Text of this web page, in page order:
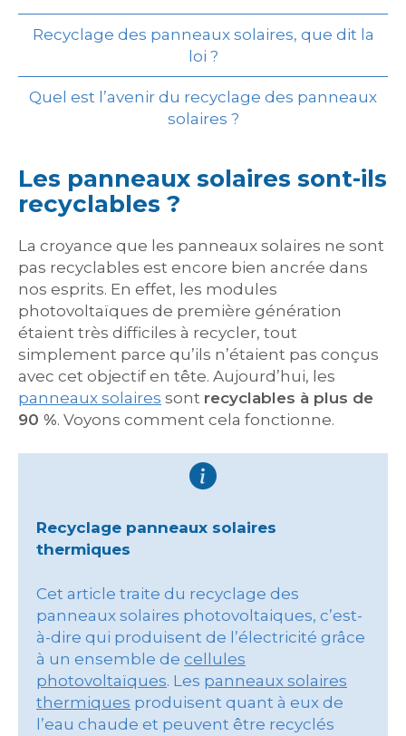
Recyclage des panneaux solaires, que dit la
loi ?
Quel est l’avenir du recyclage des panneaux
solaires ?
Les panneaux solaires sont-ils
recyclables ?
La croyance que les panneaux solaires ne sont
pas recyclables est encore bien ancrée dans
nos esprits. En effet, les modules
photovoltaïques de première génération
étaient très difficiles à recycler, tout
simplement parce qu’ils n’étaient pas conçus
avec cet objectif en tête. Aujourd’hui, les
panneaux solaires sont recyclables à plus de
90 %. Voyons comment cela fonctionne.
Recyclage panneaux solaires
thermiques
Cet article traite du recyclage des
panneaux solaires photovoltaiques, c’est-
à-dire qui produisent de l’électricité grâce
à un ensemble de cellules
photovoltaïques. Les panneaux solaires
thermiques produisent quant à eux de
l’eau chaude et peuvent être recyclés